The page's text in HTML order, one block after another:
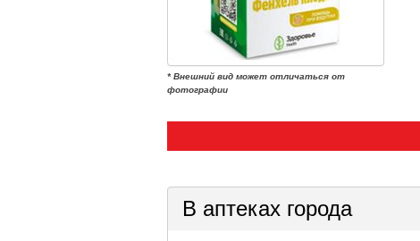
* Внешний вид может отличаться от
фотографии
В аптеках города